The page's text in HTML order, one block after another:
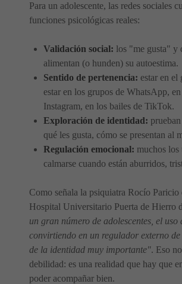
Para un adolescente, las redes sociales
funciones psicológicas reales:
Validación social: los "me gusta" y
alimentan (o hunden) su autoestima.
Sentido de pertenencia: estar en
estar en los grupos de WhatsApp,
Instagram, en los bailes de TikTok.
Exploración de identidad:
qué les gusta, cómo se presentan al
Regulación emocional: muchos los
calmarse cuando están aburridos,
Como señala la psiquiatra Rocío
Hospital Universitario Puerta de Hierro
un gran número de adolescentes, el uso
convirtiendo en un regulador externo de
de la identidad muy importante". Eso
debilidad: es una realidad que hay que
poder acompañar bien.